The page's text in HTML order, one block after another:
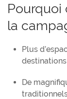
Pourquoi
la
Plus
De